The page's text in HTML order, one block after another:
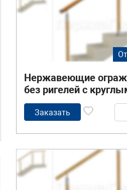
Нержавеющие
без ригелей с
деревянным
стойками с
Заказать